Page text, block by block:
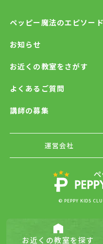
ペッピー魔法のエピソード
お知らせ
お近くの教室をさがす
よくあるご質問
講師の募集
運営会社
© PEPPY KIDS
お近くの教室を探す